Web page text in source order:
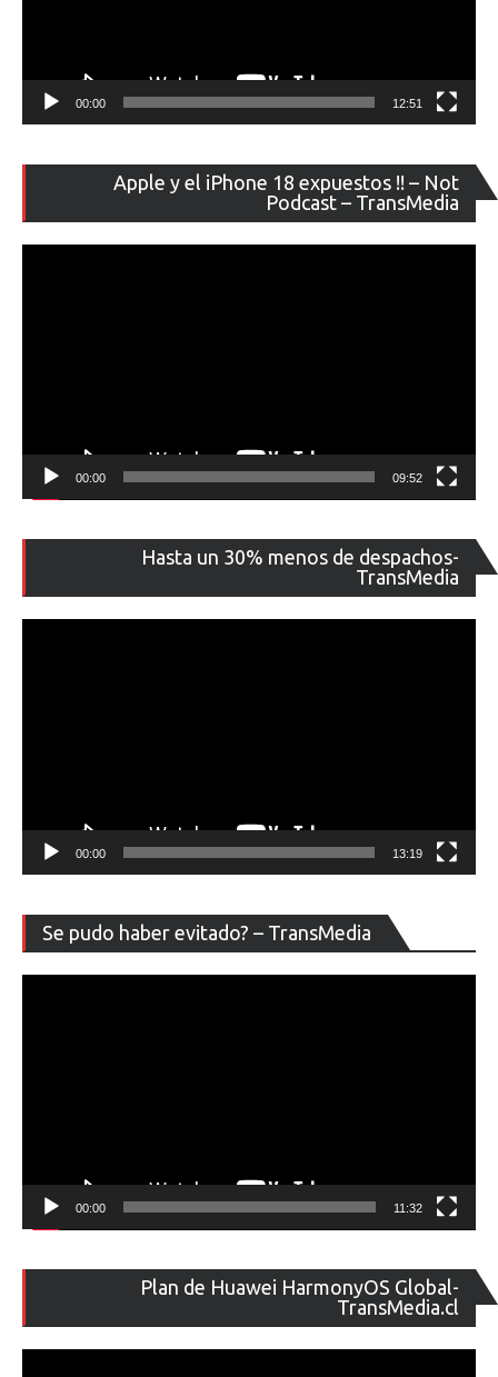
00:00 12:51
Apple y el iPhone 18 expuestos !! – Not
Podcast – TransMedia
de
00:00 09:52
Hasta un 30% menos de despachos-
TransMedia
de
00:00 13:19
Se pudo haber evitado? – TransMedia
de
00:00 11:32
Plan de Huawei HarmonyOS Global-
TransMedia.cl
de